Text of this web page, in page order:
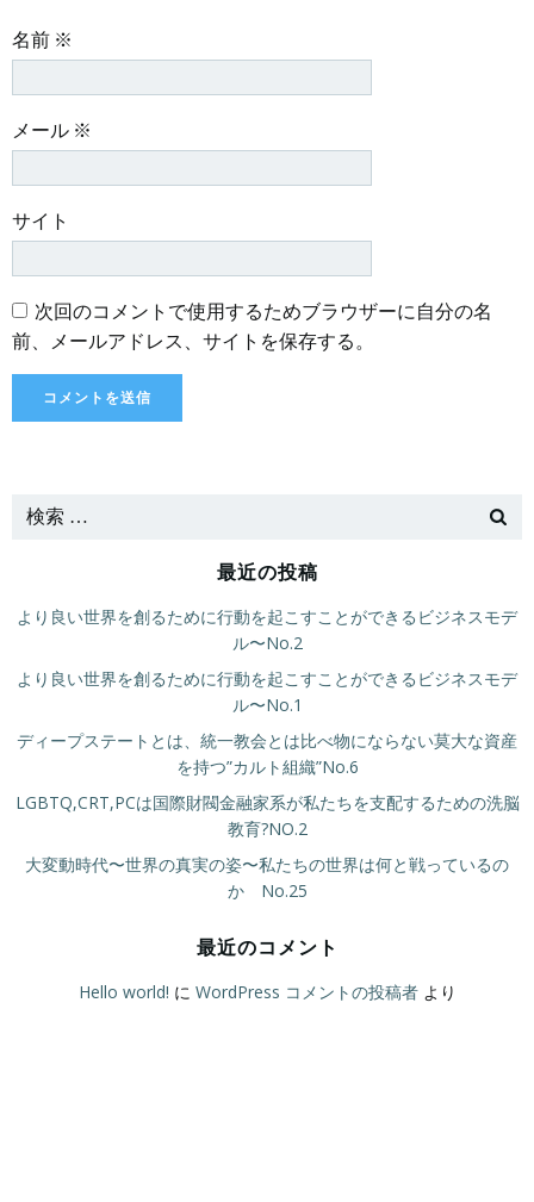
名前 ※
メール ※
サイト
次回のコメントで使用するためブラウザーに自分の名
前、メールアドレス、サイトを保存する。
最近の投稿
より良い世界を創るために行動を起こすことができるビジネスモデ
ル〜No.2
より良い世界を創るために行動を起こすことができるビジネスモデ
ル〜No.1
ディープステートとは、統一教会とは比べ物にならない莫大な資産
を持つ”カルト組織”No.6
LGBTQ,CRT,PCは国際財閥金融家系が私たちを支配するための洗脳
教育?NO.2
大変動時代〜世界の真実の姿〜私たちの世界は何と戦っているの
か No.25
最近のコメント
Hello world! に WordPress コメントの投稿者より